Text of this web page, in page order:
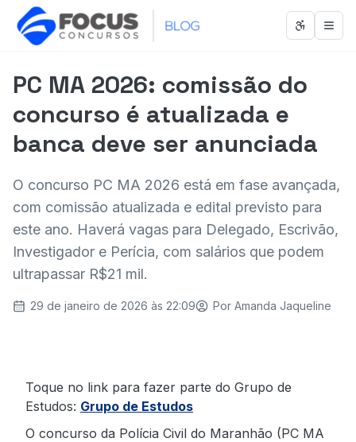
Abrir
PC MA 2026: comissão do
concurso é atualizada e
banca deve ser anunciada
O concurso PC MA 2026 está em fase avançada,
com comissão atualizada e edital previsto para
este ano. Haverá vagas para Delegado, Escrivão,
Investigador e Perícia, com salários que podem
ultrapassar R$21 mil.
29 de janeiro de 2026 às 22:09 Por Amanda Jaqueline
Toque no link para fazer parte do Grupo de
Estudos: Grupo de Estudos
O concurso da Polícia Civil do Maranhão (PC MA